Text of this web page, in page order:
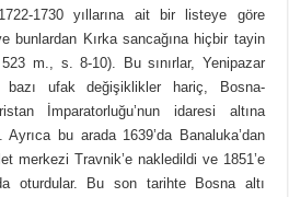
1730 yıllarına ait bir listeye göre
bunlardan Kırka sancağına hiçbir tayin
m., s. 8-10). Bu sınırlar, Yenipazar
bazı ufak değişiklikler hariç, Bosna-
İmparatorluğu’nun idaresi altına
bu arada 1639’da Banaluka’dan
merkezi Travnik’e nakledildi ve 1851’e
oturdular. Bu son tarihte Bosna altı